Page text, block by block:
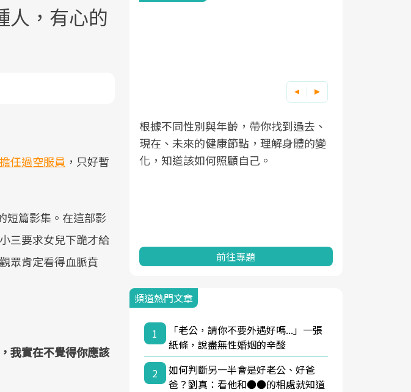
人，有心的
任過空服員 ，只好暫
短篇影集。在這部影
三要求女兒下跪才給
眾肯定看得血脈賁
我實在不覺得你應該
推動委員會」與「長
是民眾了解自身健康
理的重要起點。
前往專題
革命！
前往專題
知，進而引導實際的
前往專題
根據不同性別與年齡，帶你找到過去、
現在、未來的健康節點，理解身體的變
化，知道該如何照顧自己。
前往專題
頻道熱門文章
1
「老公，請你不要外遇好嗎...」一張
紙條，說盡無性婚姻的辛酸
2
如何判斷另一半會是好老公、好爸
爸？劉真：看他和●●的相處就知道